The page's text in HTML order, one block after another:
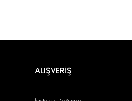
Yorum YazALIŞVERİŞ